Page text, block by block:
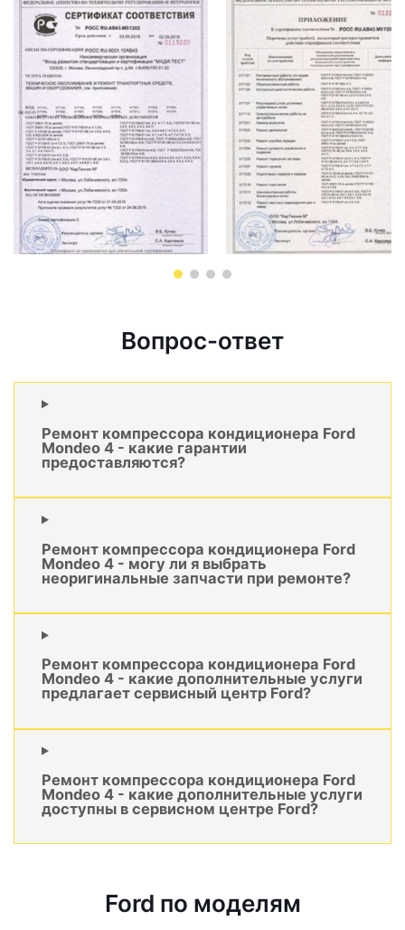
Вопрос-ответ
Ремонт компрессора кондиционера Ford
Mondeo 4 - какие гарантии
предоставляются?
Ремонт компрессора кондиционера Ford
Mondeo 4 - могу ли я выбрать
неоригинальные запчасти при ремонте?
Ремонт компрессора кондиционера Ford
Mondeo 4 - какие дополнительные услуги
предлагает сервисный центр Ford?
Ремонт компрессора кондиционера Ford
Mondeo 4 - какие дополнительные услуги
доступны в сервисном центре Ford?
Ford по моделям